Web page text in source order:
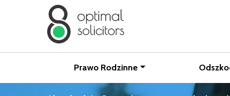
Prawo Rodzinne